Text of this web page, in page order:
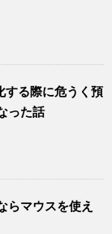
する際に危うく預
った話
らマウスを使え